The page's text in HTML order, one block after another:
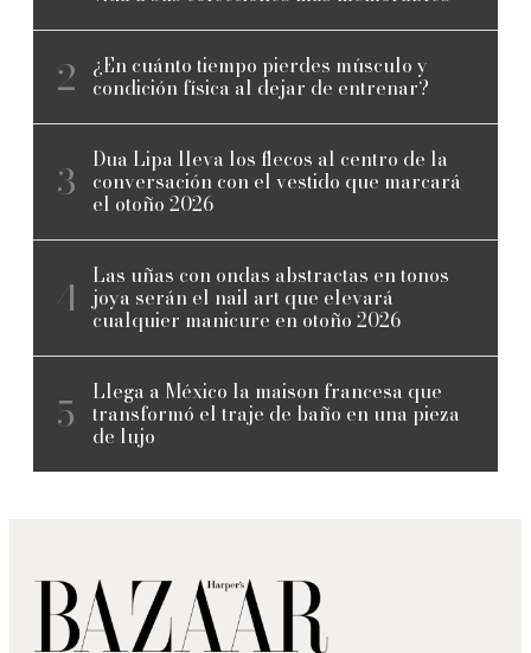
¿En cuánto tiempo pierdes músculo y
condición física al dejar de entrenar?
Dua Lipa lleva los flecos al centro de la
conversación con el vestido que marcará
el otoño 2026
Las uñas con ondas abstractas en tonos
joya serán el nail art que elevará
cualquier manicure en otoño 2026
Llega a México la maison francesa que
transformó el traje de baño en una pieza
de lujo